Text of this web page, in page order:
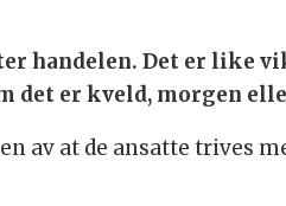
handelen. Det er like
det er kveld, morgen
at de ansatte trives